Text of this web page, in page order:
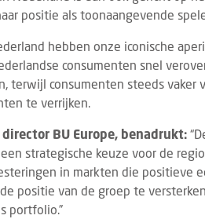
positie als toonaangevende
hebben onze iconische
consumenten snel
terwijl consumenten steeds vaker
te verrijken.
BU Europe, benadrukt:
strategische keuze voor de
in markten die positieve
positie van de groep te
portfolio.”